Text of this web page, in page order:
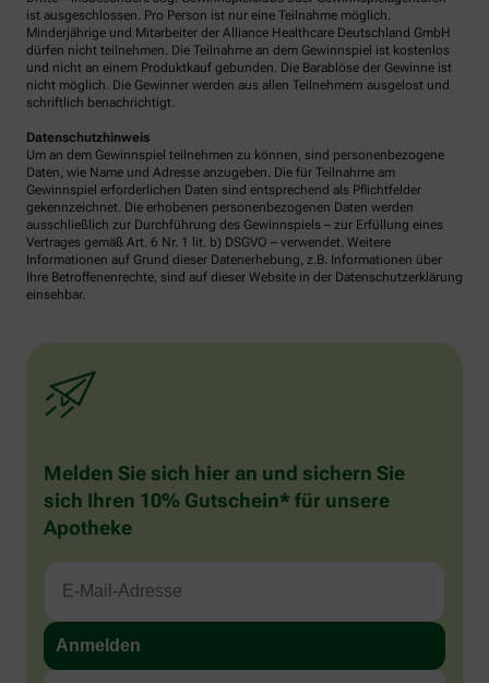
ist ausgeschlossen. Pro Person ist nur eine Teilnahme möglich.
Minderjährige und Mitarbeiter der Alliance Healthcare Deutschland GmbH
dürfen nicht teilnehmen. Die Teilnahme an dem Gewinnspiel ist kostenlos
und nicht an einem Produktkauf gebunden. Die Barablöse der Gewinne ist
nicht möglich. Die Gewinner werden aus allen Teilnehmern ausgelost und
schriftlich benachrichtigt.
Datenschutzhinweis
Um an dem Gewinnspiel teilnehmen zu können, sind personenbezogene
Daten, wie Name und Adresse anzugeben. Die für Teilnahme am
Gewinnspiel erforderlichen Daten sind entsprechend als Pflichtfelder
gekennzeichnet. Die erhobenen personenbezogenen Daten werden
ausschließlich zur Durchführung des Gewinnspiels – zur Erfüllung eines
Vertrages gemäß Art. 6 Nr. 1 lit. b) DSGVO – verwendet. Weitere
Informationen auf Grund dieser Datenerhebung, z.B. Informationen über
Ihre Betroffenenrechte, sind auf dieser Website in der Datenschutzerklärung
einsehbar.
Melden Sie sich hier an und sichern Sie
sich Ihren 10% Gutschein* für unsere
Apotheke